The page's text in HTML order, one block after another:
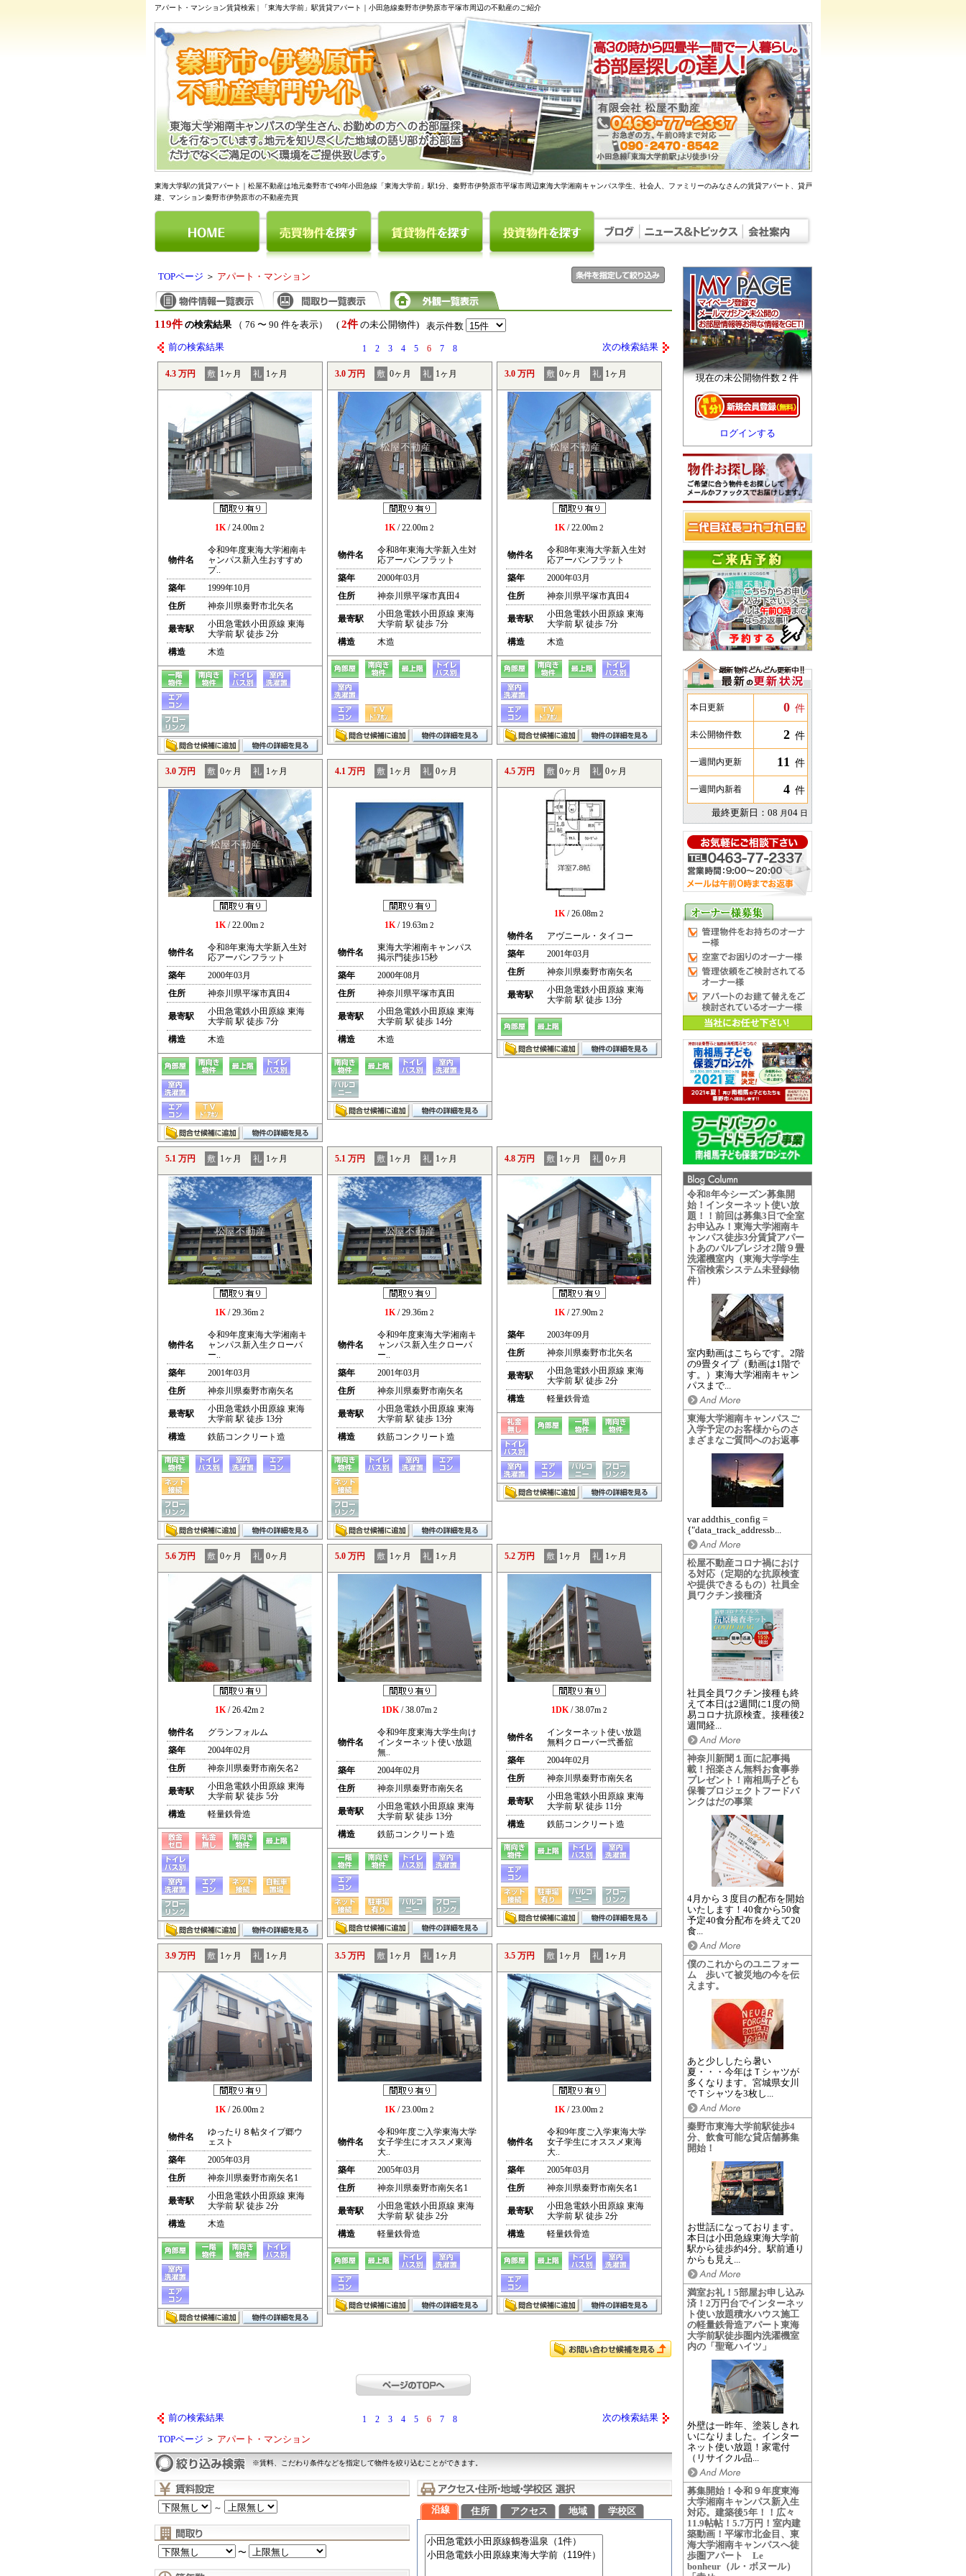
アパート・マンション賃貸検索 | 「東海大学前」駅賃貸アパート｜小田急線秦野市伊勢原市平塚市周辺の不動産のご紹介
東海大学駅の賃貸アパート｜松屋不動産は地元秦野市で49年小田急線「東海大学前」駅1分、秦野市伊勢原市平塚市周辺東海大学湘南キャンパス学生、社会人、ファミリーのみなさんの賃貸アパート、貸戸
建、マンション秦野市伊勢原市の不動産売買
現在の未公開物件数 2 件
ログインする
本日更新 0 件
未公開物件数 2 件
一週間内更新 11 件
一週間内新着 4 件
最終更新日：08 月04 日
令和8年今シーズン募集開
始！インターネット使い放
題！！前回は募集3日で全室
お申込み！東海大学湘南キ
ャンパス徒歩3分賃貸アパー
トあのパルプレジオ2階９畳
洗濯機室内（東海大学学生
下宿検索システム未登録物
件）
室内動画はこちらです。2階
の9畳タイプ（動画は1階で
す。）東海大学湘南キャン
パスまで...
東海大学湘南キャンパスご
入学予定のお客様からのさ
まざまなご質問へのお返事
var addthis_config =
{"data_track_addressb...
松屋不動産コロナ禍におけ
る対応（定期的な抗原検査
や提供できるもの）社員全
員ワクチン接種済
社員全員ワクチン接種も終
えて本日は2週間に1度の簡
易コロナ抗原検査。接種後2
週間経...
神奈川新聞１面に記事掲
載！招楽さん無料お食事券
プレゼント！南相馬子ども
保養プロジェクトフードバ
ンクはだの事業
4月から３度目の配布を開始
いたします！40食から50食
予定40食分配布を終えて20
食...
僕のこれからのユニフォー
ム 歩いて被災地の今を伝
えます。
あと少ししたら暑い
夏・・・今年はＴシャツが
多くなります。宮城県女川
でＴシャツを3枚し...
秦野市東海大学前駅徒歩4
分、飲食可能な貸店舗募集
開始！
お世話になっております。
本日は小田急線東海大学前
駅から徒歩約4分。駅前通り
からも見え...
満室お礼！5部屋お申し込み
済！2万円台でインターネッ
ト使い放題積水ハウス施工
の軽量鉄骨造アパート東海
大学前駅徒歩圏内洗濯機室
内の「聖竜ハイツ」
外壁は一昨年、塗装しきれ
いになりました。インター
ネット使い放題！家電付
（リサイクル品...
募集開始！令和９年度東海
大学湘南キャンパス新入生
対応。建築後5年！！広々
11.9帖帖！5.7万円！室内建
築動画！平塚市北金目、東
海大学湘南キャンパスへ徒
歩圏アパート Le
bonheur（ル・ボヌール）
TOPページ ＞ アパート・マンション
119件 の検索結果（ 76 〜 90 件を表示） ( 2件の未公開物件) 表示件数
前の検索結果 1 2 3 4 5 6 7 8 次の検索結果
4.3 万円 敷 1ヶ月 礼 1ヶ月
1K/ 24.00m 2
物件名
令和9年度東海大学湘南キ
ャンパス新入生おすすめ
プ..
築年
1999年10月
住所
神奈川県秦野市北矢名
最寄駅
小田急電鉄小田原線 東海
大学前 駅 徒歩 2分
構造
木造
3.0 万円 敷 0ヶ月 礼 1ヶ月
1K/ 22.00m 2
物件名
令和8年東海大学新入生対
応アーバンフラット
築年
2000年03月
住所
神奈川県平塚市真田4
最寄駅
小田急電鉄小田原線 東海
大学前 駅 徒歩 7分
構造
木造
3.0 万円 敷 0ヶ月 礼 1ヶ月
1K/ 22.00m 2
物件名
令和8年東海大学新入生対
応アーバンフラット
築年
2000年03月
住所
神奈川県平塚市真田4
最寄駅
小田急電鉄小田原線 東海
大学前 駅 徒歩 7分
構造
木造
3.0 万円 敷 0ヶ月 礼 1ヶ月
1K/ 22.00m 2
物件名
令和8年東海大学新入生対
応アーバンフラット
築年
2000年03月
住所
神奈川県平塚市真田4
最寄駅
小田急電鉄小田原線 東海
大学前 駅 徒歩 7分
構造
木造
4.1 万円 敷 1ヶ月 礼 0ヶ月
1K/ 19.63m 2
物件名
東海大学湘南キャンパス
掲示門徒歩15秒
築年
2000年08月
住所
神奈川県平塚市真田
最寄駅
小田急電鉄小田原線 東海
大学前 駅 徒歩 14分
構造
木造
4.5 万円 敷 0ヶ月 礼 0ヶ月
1K/ 26.08m 2
物件名
アヴニール・タイコー
築年
2001年03月
住所
神奈川県秦野市南矢名
最寄駅
小田急電鉄小田原線 東海
大学前 駅 徒歩 13分
5.1 万円 敷 1ヶ月 礼 1ヶ月
1K/ 29.36m 2
物件名
令和9年度東海大学湘南キ
ャンパス新入生クローバ
ー..
築年
2001年03月
住所
神奈川県秦野市南矢名
最寄駅
小田急電鉄小田原線 東海
大学前 駅 徒歩 13分
構造
鉄筋コンクリート造
5.1 万円 敷 1ヶ月 礼 1ヶ月
1K/ 29.36m 2
物件名
令和9年度東海大学湘南キ
ャンパス新入生クローバ
ー..
築年
2001年03月
住所
神奈川県秦野市南矢名
最寄駅
小田急電鉄小田原線 東海
大学前 駅 徒歩 13分
構造
鉄筋コンクリート造
4.8 万円 敷 1ヶ月 礼 0ヶ月
1K/ 27.90m 2
築年
2003年09月
住所
神奈川県秦野市北矢名
最寄駅
小田急電鉄小田原線 東海
大学前 駅 徒歩 2分
構造
軽量鉄骨造
5.6 万円 敷 0ヶ月 礼 0ヶ月
1K/ 26.42m 2
物件名
グランフォルム
築年
2004年02月
住所
神奈川県秦野市南矢名2
最寄駅
小田急電鉄小田原線 東海
大学前 駅 徒歩 5分
構造
軽量鉄骨造
5.0 万円 敷 1ヶ月 礼 1ヶ月
1DK/ 38.07m 2
物件名
令和9年度東海大学生向け
インターネット使い放題
無..
築年
2004年02月
住所
神奈川県秦野市南矢名
最寄駅
小田急電鉄小田原線 東海
大学前 駅 徒歩 13分
構造
鉄筋コンクリート造
5.2 万円 敷 1ヶ月 礼 1ヶ月
1DK/ 38.07m 2
物件名
インターネット使い放題
無料クローバー弐番舘
築年
2004年02月
住所
神奈川県秦野市南矢名
最寄駅
小田急電鉄小田原線 東海
大学前 駅 徒歩 11分
構造
鉄筋コンクリート造
3.9 万円 敷 1ヶ月 礼 1ヶ月
1K/ 26.00m 2
物件名
ゆったり８帖タイプ郷ウ
ェスト
築年
2005年03月
住所
神奈川県秦野市南矢名1
最寄駅
小田急電鉄小田原線 東海
大学前 駅 徒歩 2分
構造
木造
3.5 万円 敷 1ヶ月 礼 1ヶ月
1K/ 23.00m 2
物件名
令和9年度ご入学東海大学
女子学生にオススメ東海
大..
築年
2005年03月
住所
神奈川県秦野市南矢名1
最寄駅
小田急電鉄小田原線 東海
大学前 駅 徒歩 2分
構造
軽量鉄骨造
3.5 万円 敷 1ヶ月 礼 1ヶ月
1K/ 23.00m 2
物件名
令和9年度ご入学東海大学
女子学生にオススメ東海
大..
築年
2005年03月
住所
神奈川県秦野市南矢名1
最寄駅
小田急電鉄小田原線 東海
大学前 駅 徒歩 2分
構造
軽量鉄骨造
前の検索結果 1 2 3 4 5 6 7 8 次の検索結果
TOPページ ＞ アパート・マンション
※賃料、こだわり条件などを指定して物件を絞り込むことができます。
～
〜
沿線 住所 アクセス 地域 学校区